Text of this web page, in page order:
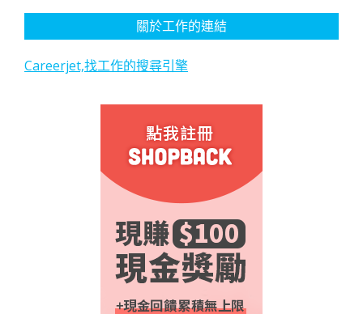
關於工作的連結
Careerjet,找工作的搜尋引擎